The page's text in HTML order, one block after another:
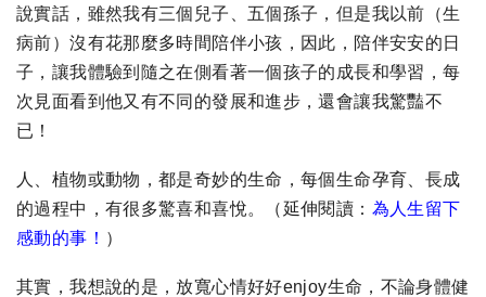
說實話，雖然我有三個兒子、五個孫子，但是我以前（生
病前）沒有花那麼多時間陪伴小孩，因此，陪伴安安的日
子，讓我體驗到隨之在側看著一個孩子的成長和學習，每
次見面看到他又有不同的發展和進步，還會讓我驚豔不
已！
人、植物或動物，都是奇妙的生命，每個生命孕育、長成
的過程中，有很多驚喜和喜悅。
（延伸閱讀： 為人生留下
感動的事！ ）
其實，我想說的是，放寬心情好好enjoy生命，不論身體健